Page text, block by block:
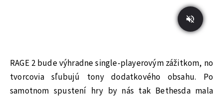
RAGE 2 bude výhradne single-playerovým zážitkom, no
tvorcovia sľubujú tony dodatkového obsahu. Po
samotnom spustení hry by nás tak Bethesda mala